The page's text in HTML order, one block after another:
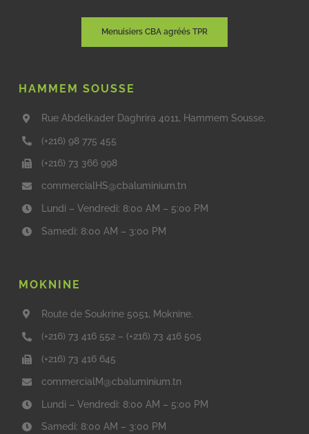
Menuisiers CBA agréés TPR
HAMMEM SOUSSE
Rue Abdelkader Daghrira 4011, Hammem Sousse.
(+216) 98 775 455
(+216) 73 366 998
commercialHS@cbaluminium.tn
Lundi – Vendredi: 8:00 AM – 5:00 PM
Samedi: 8:00 AM – 3:00 PM
MOKNINE
Route de Soukrine 5051, Moknine.
(+216) 73 416 552 – (+216) 73 416 505
(+216) 73 416 645
commercialM@cbaluminium.tn
Lundi – Vendredi: 8:00 AM – 5:00 PM
Samedi: 8:00 AM – 3:00 PM